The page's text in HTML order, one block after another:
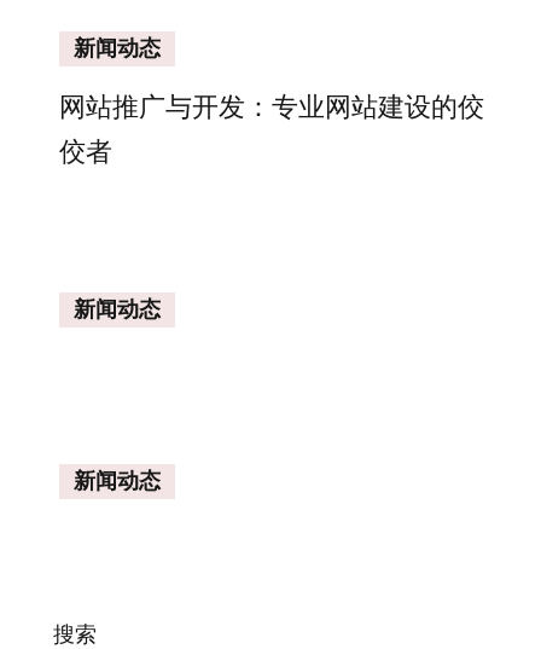
新闻动态
网站推广与开发：专业网站建设的佼
佼者
新闻动态
新闻动态
搜索